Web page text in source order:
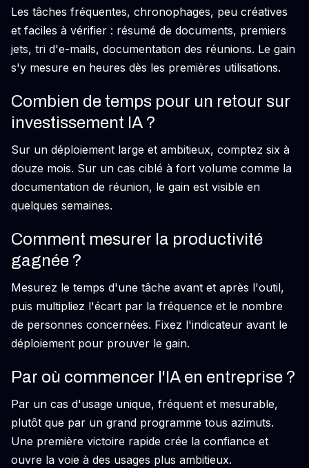
Les tâches fréquentes, chronophages, peu créatives
et faciles à vérifier : résumé de documents, premiers
jets, tri d'e-mails, documentation des réunions. Le gain
s'y mesure en heures dès les premières utilisations.
Combien de temps pour un retour sur
investissement IA ?
Sur un déploiement large et ambitieux, comptez six à
douze mois. Sur un cas ciblé à fort volume comme la
documentation de réunion, le gain est visible en
quelques semaines.
Comment mesurer la productivité
gagnée ?
Mesurez le temps d'une tâche avant et après l'outil,
puis multipliez l'écart par la fréquence et le nombre
de personnes concernées. Fixez l'indicateur avant le
déploiement pour prouver le gain.
Par où commencer l'IA en entreprise ?
Par un cas d'usage unique, fréquent et mesurable,
plutôt que par un grand programme tous azimuts.
Une première victoire rapide crée la confiance et
ouvre la voie à des usages plus ambitieux.